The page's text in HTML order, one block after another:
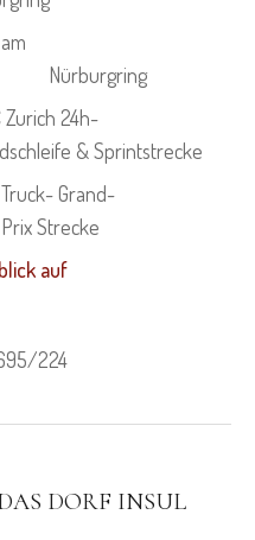
24h-
& Sprintstrecke
Grand-
auf
224
DORF INSUL